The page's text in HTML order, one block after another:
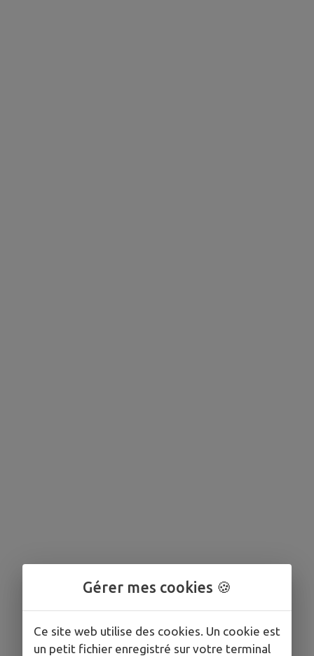
Gérer mes cookies 🍪
Ce site web utilise des cookies. Un cookie est
un petit fichier enregistré sur votre terminal